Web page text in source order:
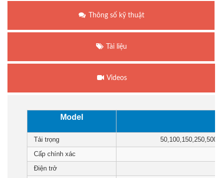
Thông số kỹ thuật
Tài liệu
Videos
Model
Tải trọng
Cấp chính xác
Điện trở